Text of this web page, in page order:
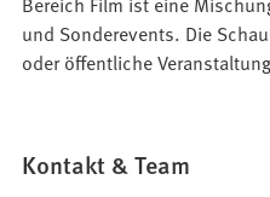
und Sonderevents. Die
oder öffentliche
Kontakt & Team